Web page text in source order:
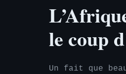
le coup
Un fait que